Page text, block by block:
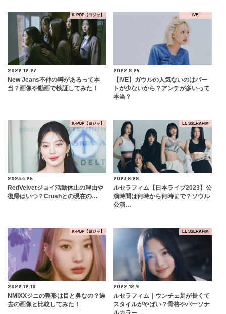
K-POP【ヨジャ】
2022.12.27
New Jeans不仲の噂があるって本
当？画像や動画で検証してみた！
IVE
2022.8.24
【IVE】ガウルの人気ないのはパー
トが少ないから？アンチが多いって
本当？
K-POP【ヨジャ】
2023.4.26
RedVelvetジョイ活動休止の理由や
復帰はいつ？Crushとの現在の…
LE SSERAFIM
2023.8.28
ルセラフィム【日本ライブ2023】公
演時間は何時から何時まで？ソウル
公演…
K-POP【ヨジャ】
2022.12.10
NMIXXジニの整形は目と鼻なの？過
去の画像と比較してみた！
LE SSERAFIM
2022.12.9
ルセラフィム｜ウンチェ足が長くて
スタイルがやばい？骨格やパーソナ